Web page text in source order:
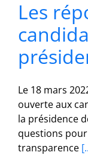
Les
Le 18 mars
ouverte aux
la présidence
questions
transparence